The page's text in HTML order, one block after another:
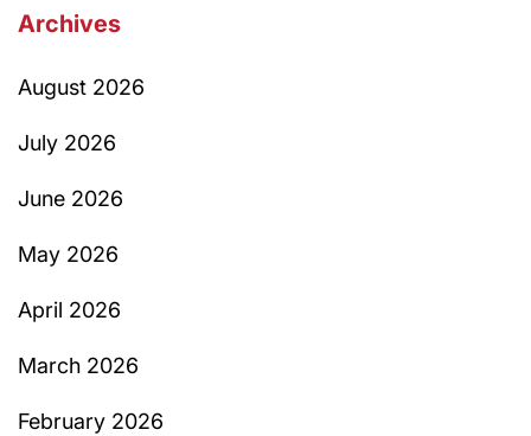
Archives
August 2026
July 2026
June 2026
May 2026
April 2026
March 2026
February 2026